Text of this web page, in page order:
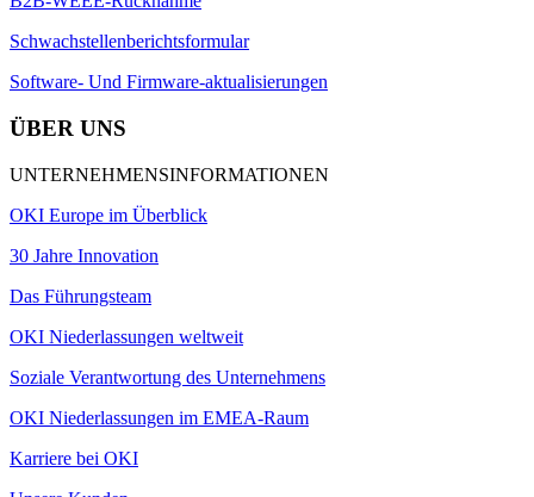
Schwachstellenberichtsformular
Software- Und Firmware-aktualisierungen
ÜBER UNS
UNTERNEHMENSINFORMATIONEN
OKI Europe im Überblick
30 Jahre Innovation
Das Führungsteam
OKI Niederlassungen weltweit
Soziale Verantwortung des Unternehmens
OKI Niederlassungen im EMEA-Raum
Karriere bei OKI